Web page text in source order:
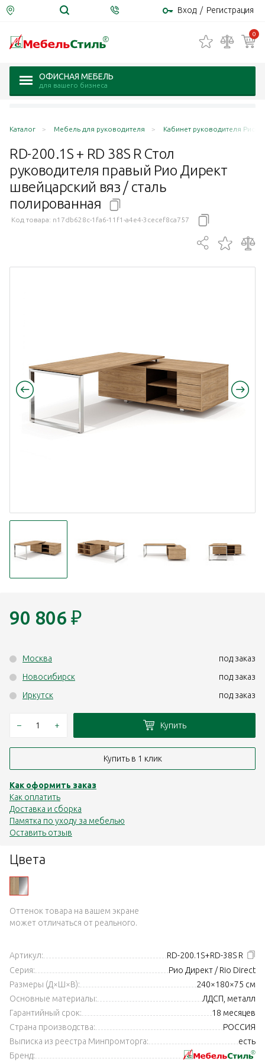
Вход / Регистрация
0
ОФИСНАЯ МЕБЕЛЬ
для вашего бизнеса
Каталог Мебель для руководителя Кабинет руководителя Рио
RD-200.1S + RD 38S R Стол
руководителя правый Рио Директ
швейцарский вяз / сталь
полированная
Код товара: n17db628c-1fa6-11f1-a4e4-3cecef8ca757
Цвета
Оттенок товара на вашем экране
может отличаться от реального.
Артикул:
RD-200.1S+RD-38S R
Серия:
Рио Директ / Rio Direct
Размеры (Д×Ш×В):
240×180×75 см
Основные материалы:
ЛДСП, металл
Гарантийный срок:
18 месяцев
Страна производства:
РОССИЯ
Выписка из реестра Минпромторга:
есть
Бренд:
90 806 ₽
Москва
под заказ
Новосибирск
под заказ
Иркутск
под заказ
– + Купить
Купить в 1 клик
Как оформить заказ
Как оплатить
Доставка и сборка
Памятка по уходу за мебелью
Оставить отзыв